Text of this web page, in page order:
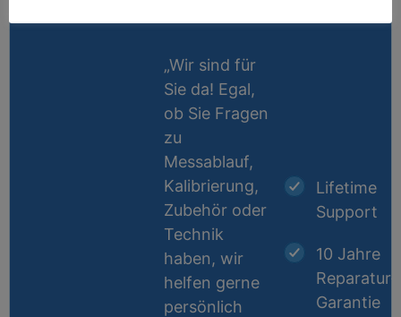
„Wir sind für
Sie da! Egal,
ob Sie Fragen
zu
Messablauf,
Kalibrierung,
Zubehör oder
Technik
haben, wir
helfen gerne
persönlich
Lifetime
Support
10 Jahre
Reparatur-
Garantie